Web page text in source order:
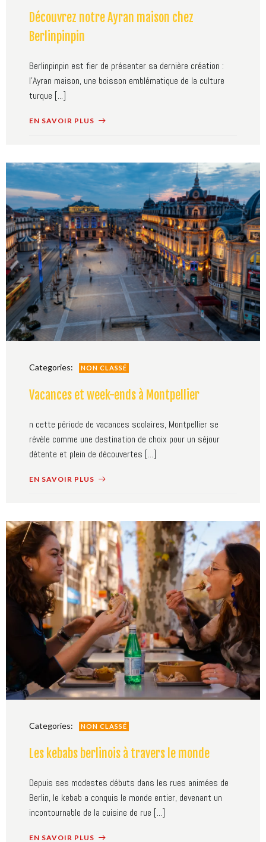
Découvrez notre Ayran maison chez
Berlinpinpin
Berlinpinpin est fier de présenter sa dernière création :
l'Ayran maison, une boisson emblématique de la culture
turque [...]
EN SAVOIR PLUS
Categories: NON CLASSÉ
Vacances et week-ends à Montpellier
n cette période de vacances scolaires, Montpellier se
révèle comme une destination de choix pour un séjour
détente et plein de découvertes [...]
EN SAVOIR PLUS
Categories: NON CLASSÉ
Les kebabs berlinois à travers le monde
Depuis ses modestes débuts dans les rues animées de
Berlin, le kebab a conquis le monde entier, devenant un
incontournable de la cuisine de rue [...]
EN SAVOIR PLUS